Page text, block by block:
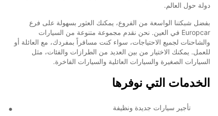
دولة حول العالم.
بفضل شبكتنا الواسعة من الفروع، يمكنك العثور بسهولة على فرع
Europcar في العين. نحن نقدم مجموعة متنوعة من السيارات
والشاحنات لجميع الاحتياجات، سواء كنت مسافراً بمفردك، مع العائلة أو
للعمل. يمكنك الاختيار من بين العديد من الطرازات والفئات، مثل
السيارات الصغيرة والسيارات العائلية والسيارات الفاخرة.
الخدمات التي نوفرها
تأجير سيارات جديدة ونظيفة